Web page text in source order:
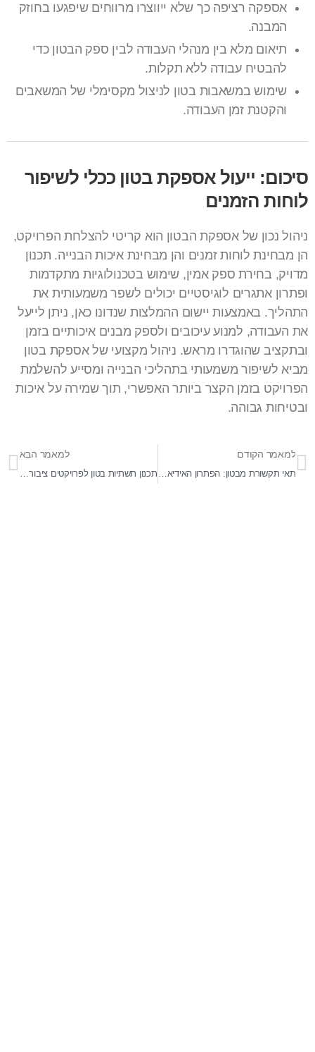
אספקה רציפה כך שלא ייווצרו מרווחים שיפגעו בחוזק
המבנה.
תיאום מלא בין מנהלי העבודה לבין ספק הבטון כדי
להבטיח עבודה ללא תקלות.
שימוש במשאבות בטון לניצול מקסימלי של המשאבים
והקטנת זמן העבודה.
סיכום: ייעול אספקת בטון ככלי לשיפור
לוחות הזמנים
ניהול נכון של אספקת הבטון הוא קריטי להצלחת הפרויקט,
הן מבחינת לוחות זמנים והן מבחינת איכות הבנייה. תכנון
מדויק, בחירת ספק אמין, שימוש בטכנולוגיות מתקדמות
ופתרון אתגרים לוגיסטיים יכולים לשפר משמעותית את
התהליך. באמצעות יישום ההמלצות שנדונו כאן, ניתן לייעל
את העבודה, למנוע עיכובים ולספק מבנים איכותיים בזמן
ובתקציב שהוגדרו מראש. ניהול מקצועי של אספקת בטון
מביא לשיפור משמעותי בתהליכי הבנייה ומסייע להשלמת
הפרויקט בזמן הקצר ביותר האפשרי, תוך שמירה על איכות
ובטיחות גבוהה.
למאמר הקודם
תאי תקשורת מבטון: הפתרון האידיאלי לתשתיות תקשורת
למאמר הבא
תכנון תשתיות בטון לפרויקטים ציבוריים גדולים